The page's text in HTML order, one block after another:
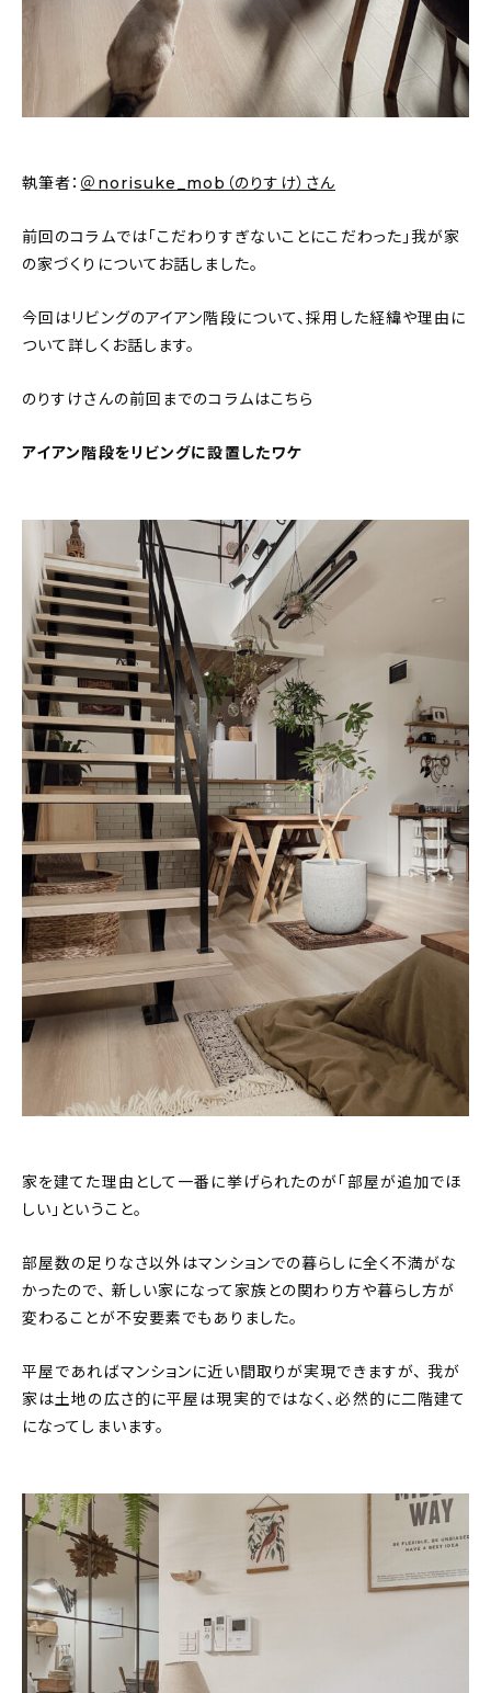
キッズ
About
プライバシーポリシー
執筆者： ＠norisuke_mob（のりすけ）さん
前回のコラムでは「こだわりすぎないことにこだわった」我が家
の家づくりについてお話しました。
今回はリビングのアイアン階段について、採用した経緯や理由に
ついて詳しくお話します。
のりすけさんの前回までのコラムはこちら
アイアン階段をリビングに設置したワケ
家を建てた理由として一番に挙げられたのが「部屋が追加でほ
しい」ということ。
部屋数の足りなさ以外はマンションでの暮らしに全く不満がな
かったので、 新しい家になって家族との関わり方や暮らし方が
変わることが不安要素でもありました。
平屋であればマンションに近い間取りが実現できますが、 我が
家は土地の広さ的に平屋は現実的ではなく、必然的に二階建て
になってしまいます。